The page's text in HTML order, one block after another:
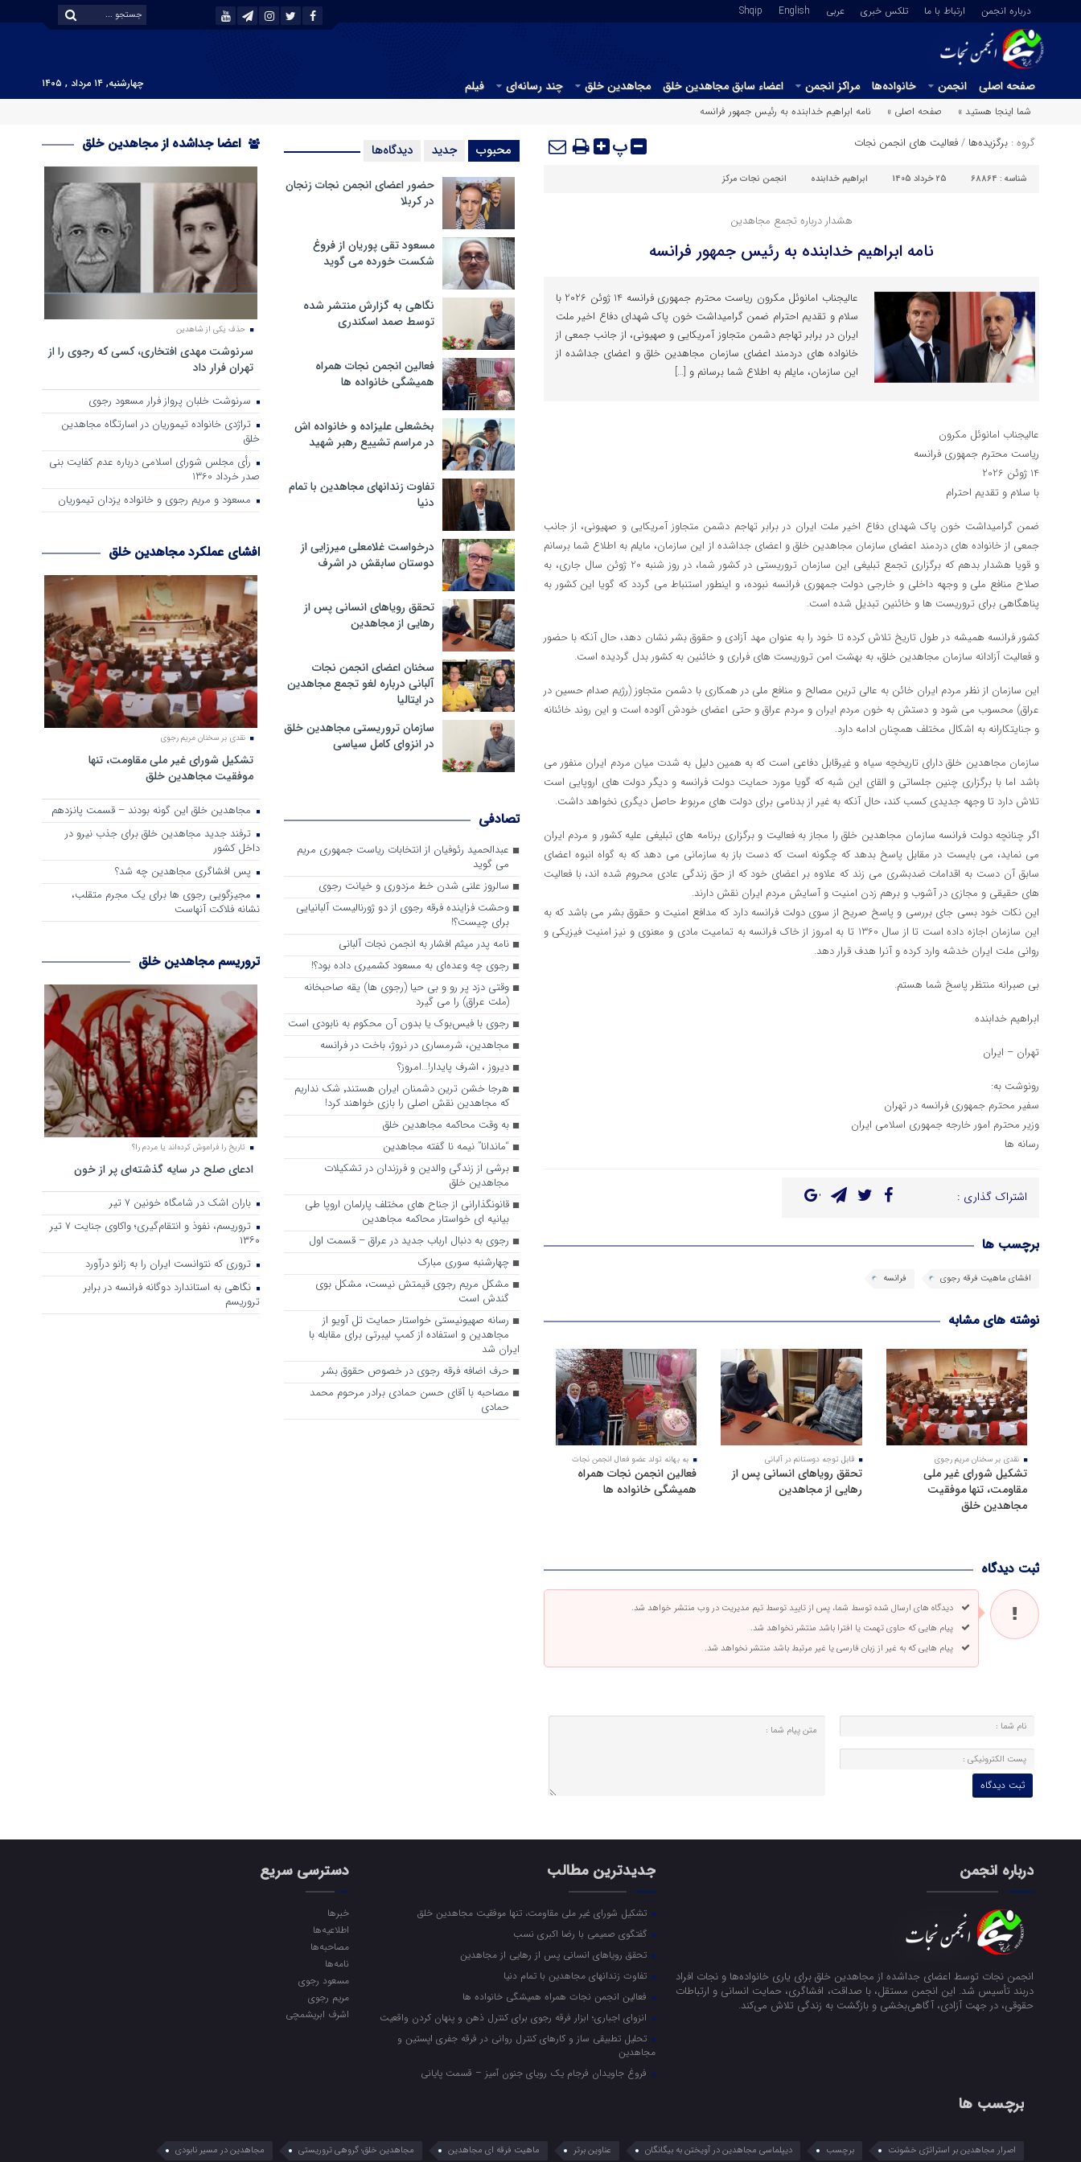
درباره انجمن ارتباط با ما تلکس خبری عربي English
Shqip
صفحه اصلی انجمن خانواده‌ها مراکز انجمن اعضاء سابق مجاهدین خلق مجاهدین خلق چند رسانه‌ای فیلم
چهارشنبه, ۱۴ مرداد , ۱۴۰۵
شما اینجا هستید »
صفحه اصلی » نامه ابراهیم خدابنده به رئیس جمهور فرانسه
گروه : برگزیده‌ها /فعالیت های انجمن نجات پ
شناسه : 68864 25 خرداد 1405 ابراهیم خدابنده انجمن نجات مرکز
هشدار درباره تجمع مجاهدین
نامه ابراهیم خدابنده به رئیس جمهور فرانسه
عالیجناب امانوئل مکرون ریاست محترم جمهوری فرانسه 14 ژوئن 2026 با
سلام و تقدیم احترام ضمن گرامیداشت خون پاک شهدای دفاع اخیر ملت
ایران در برابر تهاجم دشمن متجاوز آمریکایی و صهیونی، از جانب جمعی از
خانواده های دردمند اعضای سازمان مجاهدین خلق و اعضای جداشده از
این سازمان، مایلم به اطلاع شما برسانم و […]
عالیجناب امانوئل مکرون
ریاست محترم جمهوری فرانسه
14 ژوئن 2026
با سلام و تقدیم احترام
ضمن گرامیداشت خون پاک شهدای دفاع اخیر ملت ایران در برابر تهاجم دشمن متجاوز آمریکایی و صهیونی، از جانب
جمعی از خانواده های دردمند اعضای سازمان مجاهدین خلق و اعضای جداشده از این سازمان، مایلم به اطلاع شما برسانم
و قویا هشدار بدهم که برگزاری تجمع تبلیغی این سازمان تروریستی در کشور شما، در روز شنبه 20 ژوئن سال جاری، به
صلاح منافع ملی و وجهه داخلی و خارجی دولت جمهوری فرانسه نبوده، و اینطور استنباط می گردد که گویا این کشور به
پناهگاهی برای تروریست ها و خائنین تبدیل شده است.
کشور فرانسه همیشه در طول تاریخ تلاش کرده تا خود را به عنوان مهد آزادی و حقوق بشر نشان دهد، حال آنکه با حضور
و فعالیت آزادانه سازمان مجاهدین خلق، به بهشت امن تروریست های فراری و خائنین به کشور بدل گردیده است.
این سازمان از نظر مردم ایران خائن به عالی ترین مصالح و منافع ملی در همکاری با دشمن متجاوز (رژیم صدام حسین در
عراق) محسوب می شود و دستش به خون مردم ایران و مردم عراق و حتی اعضای خودش آلوده است و این روند خائنانه
و جنایتکارانه به اشکال مختلف همچنان ادامه دارد.
سازمان مجاهدین خلق دارای تاریخچه سیاه و غیرقابل دفاعی است که به همین دلیل به شدت میان مردم ایران منفور می
باشد اما با برگزاری چنین جلساتی و القای این شبه که گویا مورد حمایت دولت فرانسه و دیگر دولت های اروپایی است
تلاش دارد تا وجهه جدیدی کسب کند، حال آنکه به غیر از بدنامی برای دولت های مربوط حاصل دیگری نخواهد داشت.
اگر چنانچه دولت فرانسه سازمان مجاهدین خلق را مجاز به فعالیت و برگزاری برنامه های تبلیغی علیه کشور و مردم ایران
می نماید، می بایست در مقابل پاسخ بدهد که چگونه است که دست باز به سازمانی می دهد که به گواه انبوه اعضای
سابق آن دست به اقدامات ضدبشری می زند که علاوه بر اعضای خود که از حق زندگی عادی محروم شده اند، با فعالیت
های حقیقی و مجازی در آشوب و برهم زدن امنیت و آسایش مردم ایران نقش دارند.
این نکات خود بسی جای بررسی و پاسخ صریح از سوی دولت فرانسه دارد که مدافع امنیت و حقوق بشر می باشد که به
این سازمان اجازه داده است تا از سال 1360 تا به امروز از خاک فرانسه به تمامیت مادی و معنوی و نیز امنیت فیزیکی و
روانی ملت ایران خدشه وارد کرده و آنرا هدف قرار دهد.
بی صبرانه منتظر پاسخ شما هستم.
ابراهیم خدابنده
تهران – ایران
رونوشت به:
سفیر محترم جمهوری فرانسه در تهران
وزیر محترم امور خارجه جمهوری اسلامی ایران
رسانه ها
اشتراک گذاری :
برچسب ها
افشای ماهیت فرقه رجوی فرانسه
نوشته های مشابه
نقدی بر سخنان مریم رجوی
تشکیل شورای غیر ملی
مقاومت، تنها موفقیت
مجاهدین خلق
قابل توجه دوستانم در آلبانی
تحقق رویاهای انسانی پس از
رهایی از مجاهدین
به بهانه تولد عضو فعال انجمن نجات
فعالین انجمن نجات همراه
همیشگی خانواده ها
ثبت دیدگاه
دیدگاه های ارسال شده توسط شما، پس از تایید توسط تیم مدیریت در وب منتشر خواهد شد.
پیام هایی که حاوی تهمت یا افترا باشد منتشر نخواهد شد.
پیام هایی که به غیر از زبان فارسی یا غیر مرتبط باشد منتشر نخواهد شد.
محبوب جدید دیدگاه‌ها
حضور اعضای انجمن نجات زنجان
در کربلا
مسعود تقی پوریان از فروغ
شکست خورده می گوید
نگاهی به گزارش منتشر شده
توسط صمد اسکندری
فعالین انجمن نجات همراه
همیشگی خانواده ها
بخشعلی علیزاده و خانواده اش
در مراسم تشییع رهبر شهید
تفاوت زندانهای مجاهدین با تمام
دنیا
درخواست غلامعلی میرزایی از
دوستان سابقش در اشرف
تحقق رویاهای انسانی پس از
رهایی از مجاهدین
سخنان اعضای انجمن نجات
آلبانی درباره لغو تجمع مجاهدین
در ایتالیا
سازمان تروریستی مجاهدین خلق
در انزوای کامل سیاسی
تصادفی
عبدالحمید رئوفیان از انتخابات ریاست جمهوری مریم
می گوید
سالروز علنی شدن خط مزدوری و خیانت رجوی
وحشت فزاینده فرقه رجوی از دو ژورنالیست آلبانیایی
برای چیست؟!
نامه پدر میثم افشار به انجمن نجات آلبانی
رجوی چه وعده‌ای به مسعود کشمیری داده بود؟!
وقتی دزد پر رو و بی حیا (رجوی ها) یقه صاحبخانه
(ملت عراق) را می گیرد
رجوی با فیس‌بوک یا بدون آن محکوم به نابودی است
مجاهدین، شرم‎ساری در نروژ، باخت در فرانسه
ديروز ، اشرف پايدار!…امروز؟
هرجا خشن ترین دشمنان ایران هستند٬ شک نداریم
که مجاهدین نقش اصلی را بازی خواهند کرد!
به وقت محاکمه مجاهدین خلق
“ماندانا” نیمه نا گفته مجاهدین
برشی از زندگی والدین و فرزندان در تشکیلات
مجاهدین خلق
قانونگذارانی از جناح های مختلف پارلمان اروپا طی
بیانیه ای خواستار محاکمه مجاهدین
رجوی به دنبال ارباب جدید در عراق – قسمت اول
چهارشنبه سوری مبارک
مشکل مریم رجوی قیمتش نیست، مشکل بوی
گندش است
رسانه صهیونیستی خواستار حمایت تل آویو از
مجاهدین و استفاده از کمپ لیبرتی برای مقابله با
ایران شد
حرف اضافه فرقه رجوی در خصوص حقوق بشر
مصاحبه با آقای حسن حمادی برادر مرحوم محمد
حمادی
اعضا جداشده از مجاهدین خلق
حذف یکی از شاهدین
سرنوشت مهدی افتخاری، کسی که رجوی را از
تهران فرار داد
سرنوشت خلبان پرواز فرار مسعود رجوی
تراژدی خانواده تیموریان در اسارتگاه مجاهدین
خلق
رأی مجلس شورای اسلامی درباره عدم كفایت بنی
صدر خرداد 1360
مسعود و مریم رجوی و خانواده یزدان تیموریان
افشای عملکرد مجاهدین خلق
نقدی بر سخنان مریم رجوی
تشکیل شورای غیر ملی مقاومت، تنها
موفقیت مجاهدین خلق
مجاهدین خلق این گونه بودند – قسمت پانزدهم
ترفند جدید مجاهدین خلق برای جذب نیرو در
داخل کشور
پس افشاگری مجاهدین چه شد؟
مجیزگویی رجوی ها برای یک مجرم متقلب،
نشانه فلاکت آنهاست
تروریسم مجاهدین خلق
تاریخ را فراموش کرده‌اند یا مردم را؟
ادعای صلح در سایه گذشته‌ای پر از خون
باران اشک در شامگاه خونین 7 تیر
تروریسم، نفوذ و انتقام‌گیری؛ واکاوی جنایت ۷ تیر
۱۳۶۰
تروری که نتوانست ایران را به زانو درآورد
نگاهی به استاندارد دوگانه فرانسه در برابر
تروریسم
درباره انجمن
انجمن نجات توسط اعضای جداشده از مجاهدین خلق برای یاری خانواده‌ها و نجات افراد
دربند تأسیس شد. این انجمن مستقل، با صداقت، افشاگری، حمایت انسانی و ارتباطات
حقوقی، در جهت آزادی، آگاهی‌بخشی و بازگشت به زندگی تلاش می‌کند.
جدیدترین مطالب
تشکیل شورای غیر ملی مقاومت، تنها موفقیت مجاهدین خلق
گفتگوی صمیمی با رضا اکبری نسب
تحقق رویاهای انسانی پس از رهایی از مجاهدین
تفاوت زندانهای مجاهدین با تمام دنیا
فعالین انجمن نجات همراه همیشگی خانواده ها
انزوای اجباری؛ ابزار فرقه رجوی برای کنترل ذهن و پنهان کردن واقعیت
تحلیل تطبیقی ساز و کارهای کنترل روانی در فرقه جفری اپستین و
مجاهدین
فروغ جاویدان فرجام یک رویای جنون آمیز – قسمت پایانی
دسترسی سریع
خبرها
اطلاعیه‌ها
مصاحبه‌ها
نامه‌ها
مسعود رجوی
مریم رجوی
اشرف ابریشمچی
برچسب ها
اصرار مجاهدین بر استراتژی خشونت برچسب دیپلماسی مجاهدین در آویختن به بیگانگان عناوین برتر ماهیت فرقه ای مجاهدین مجاهدین خلق؛ گروهی تروریستی مجاهدین در مسیر نابودی